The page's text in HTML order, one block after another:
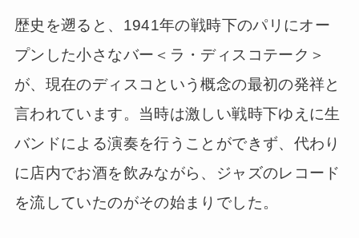
歴史を遡ると、1941年の戦時下のパリにオー
プンした小さなバー＜ラ・ディスコテーク＞
が、現在のディスコという概念の最初の発祥と
言われています。当時は激しい戦時下ゆえに生
バンドによる演奏を行うことができず、代わり
に店内でお酒を飲みながら、ジャズのレコード
を流していたのがその始まりでした。